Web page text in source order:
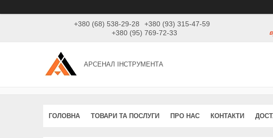
+380 (68) 538-29-28
+380 (93) 315-47-59
+380 (95) 769-72-33
АРСЕНАЛ ІНСТРУМЕНТА
ГОЛОВНА ТОВАРИ ТА ПОСЛУГИ ПРО НАС КОНТАКТИ